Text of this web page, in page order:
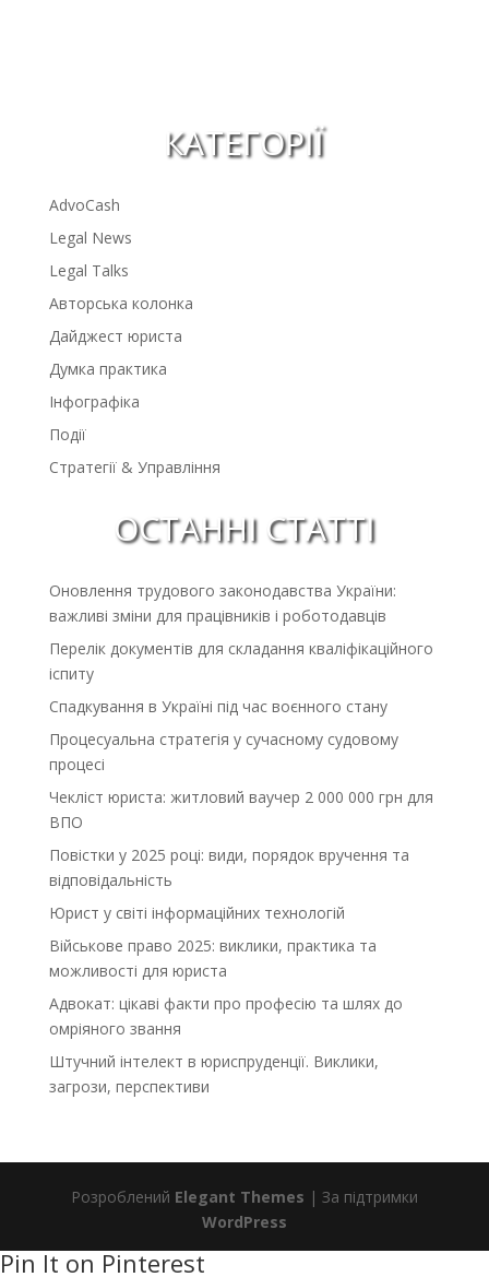
КАТЕГОРІЇ
AdvoCash
Legal News
Legal Talks
Авторська колонка
Дайджест юриста
Думка практика
Інфографіка
Події
Стратегії & Управління
ОСТАННІ СТАТТІ
Оновлення трудового законодавства України:
важливі зміни для працівників і роботодавців
Перелік документів для складання кваліфікаційного
іспиту
Спадкування в Україні під час воєнного стану
Процесуальна стратегія у сучасному судовому
процесі
Чекліст юриста: житловий ваучер 2 000 000 грн для
ВПО
Повістки у 2025 році: види, порядок вручення та
відповідальність
Юрист у світі інформаційних технологій
Військове право 2025: виклики, практика та
можливості для юриста
Адвокат: цікаві факти про професію та шлях до
омріяного звання
Штучний інтелект в юриспруденції. Виклики,
загрози, перспективи
Розроблений Elegant Themes | За підтримки
WordPress
Pin It on Pinterest